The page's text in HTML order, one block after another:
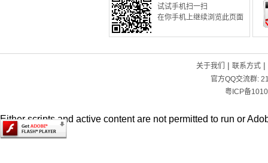
试试手机扫一扫
在你手机上继续浏览此页面
关于我们 | 联系方式|
官方QQ交流群:
粤ICP备
Either scripts and active content are not permitted to run or